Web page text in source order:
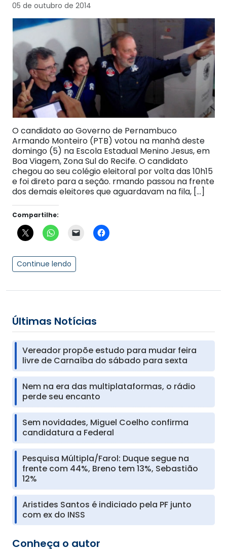
05 de outubro de 2014
O candidato ao Governo de Pernambuco
Armando Monteiro (PTB) votou na manhã deste
domingo (5) na Escola Estadual Menino Jesus, em
Boa Viagem, Zona Sul do Recife. O candidato
chegou ao seu colégio eleitoral por volta das 10h15
e foi direto para a seção. rmando passou na frente
dos demais eleitores que aguardavam na fila, […]
Compartilhe:
Continue lendo
Últimas Notícias
Vereador propõe estudo para mudar feira
livre de Carnaíba do sábado para sexta
Nem na era das multiplataformas, o rádio
perde seu encanto
Sem novidades, Miguel Coelho confirma
candidatura a Federal
Pesquisa Múltipla/Farol: Duque segue na
frente com 44%, Breno tem 13%, Sebastião
12%
Aristides Santos é indiciado pela PF junto
com ex do INSS
Conheça o autor